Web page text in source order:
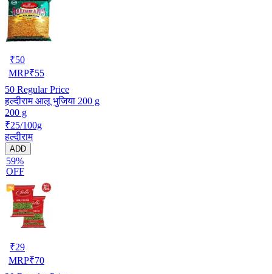
₹50
MRP₹55
50 Regular Price
हल्दीराम आलू भुजिया 200 g
200 g
₹25/100g
हल्दीराम
ADD
59%
OFF
₹29
MRP₹70